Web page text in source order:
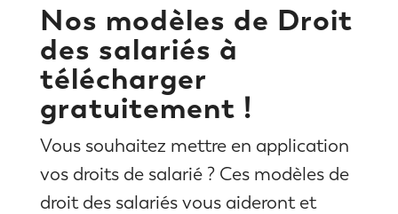
Nos modèles de Droit
des salariés à
télécharger
gratuitement !
Vous souhaitez mettre en application
vos droits de salarié ? Ces modèles de
droit des salariés vous aideront et